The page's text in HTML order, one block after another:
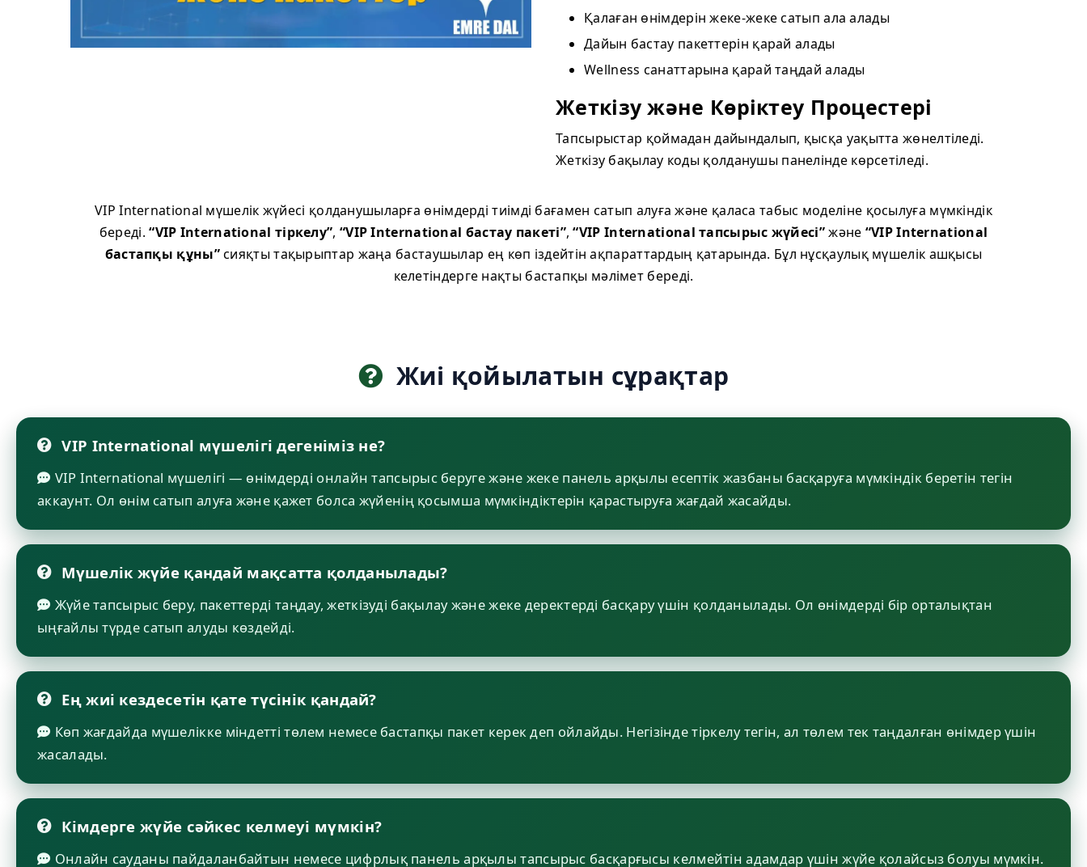
Қалаған өнімдерін жеке-жеке сатып ала алады
Дайын бастау пакеттерін қарай алады
Wellness санаттарына қарай таңдай алады
Жеткізу және Көріктеу Процестері
Тапсырыстар қоймадан дайындалып, қысқа уақытта жөнелтіледі.
Жеткізу бақылау коды қолданушы панелінде көрсетіледі.
VIP International мүшелік жүйесі қолданушыларға өнімдерді тиімді бағамен сатып алуға және қаласа табыс моделіне қосылуға мүмкіндік
береді.“VIP International тіркелу”, “VIP International бастау пакеті”,“VIP International тапсырыс жүйесі”және “VIP International
бастапқы құны”сияқты тақырыптар жаңа бастаушылар ең көп іздейтін ақпараттардың қатарында. Бұл нұсқаулық мүшелік ашқысы
келетіндерге нақты бастапқы мәлімет береді.
Жиі қойылатын сұрақтар
VIP International мүшелігі дегеніміз не?
VIP International мүшелігі — өнімдерді онлайн тапсырыс беруге және жеке панель арқылы есептік жазбаны басқаруға мүмкіндік беретін тегін
аккаунт. Ол өнім сатып алуға және қажет болса жүйенің қосымша мүмкіндіктерін қарастыруға жағдай жасайды.
Мүшелік жүйе қандай мақсатта қолданылады?
Жүйе тапсырыс беру, пакеттерді таңдау, жеткізуді бақылау және жеке деректерді басқару үшін қолданылады. Ол өнімдерді бір орталықтан
ыңғайлы түрде сатып алуды көздейді.
Ең жиі кездесетін қате түсінік қандай?
Көп жағдайда мүшелікке міндетті төлем немесе бастапқы пакет керек деп ойлайды. Негізінде тіркелу тегін, ал төлем тек таңдалған өнімдер үшін
жасалады.
Кімдерге жүйе сәйкес келмеуі мүмкін?
Онлайн сауданы пайдаланбайтын немесе цифрлық панель арқылы тапсырыс басқарғысы келмейтін адамдар үшін жүйе қолайсыз болуы мүмкін.